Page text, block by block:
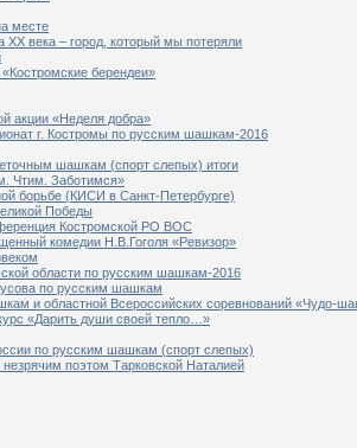
месте
ХХ века – город, который мы потеряли
берендеи»
акции «Неделя добра»
г. Костромы по русским шашкам-2016
шашкам (спорт слепых) итоги
Чтим. Заботимся»
борьбе (КИСИ в Санкт-Петербурге)
Победы
Костромской РО ВОС
комедии Н.В.Гоголя «Ревизор»
области по русским шашкам-2016
по русским шашкам
и областной Всероссийских соревнований «Чудо-
«Дарить души своей тепло…»
по русским шашкам (спорт слепых)
поэтом Тарковской Наталией